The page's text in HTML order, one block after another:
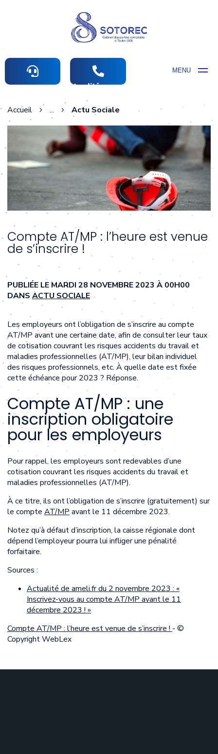
MENU
Actualités comptables
Accueil ... Actu Sociale
Compte AT/MP : l’heure est venue
de s’inscrire !
PUBLIÉE LE MARDI 28 NOVEMBRE 2023 À 00H00
DANS ACTU SOCIALE
Les employeurs ont l’obligation de s’inscrire au compte
AT/MP avant une certaine date, afin de consulter leur taux
de cotisation couvrant les risques accidents du travail et
maladies professionnelles (AT/MP), leur bilan individuel
des risques professionnels, etc. À quelle date est fixée
cette échéance pour 2023 ? Réponse.
Compte AT/MP : une
inscription obligatoire
pour les employeurs
Pour rappel, les employeurs sont redevables d’une
cotisation couvrant les risques accidents du travail et
maladies professionnelles (AT/MP).
À ce titre, ils ont l’obligation de s’inscrire (gratuitement) sur
le compte AT/MP avant le 11 décembre 2023.
Notez qu’à défaut d’inscription, la caisse régionale dont
dépend l’employeur pourra lui infliger une pénalité
forfaitaire.
Sources :
Actualité de ameli.fr du 2 novembre 2023 : «
Inscrivez-vous au compte AT/MP avant le 11
décembre 2023 ! »
Compte AT/MP : l’heure est venue de s’inscrire ! - ©
Copyright WebLex